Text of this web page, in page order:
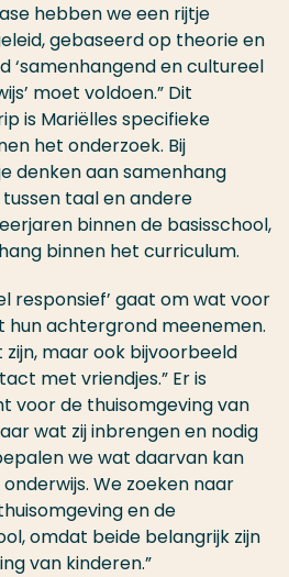
hebben we een rijtje
gebaseerd op theorie en
‘samenhangend en cultureel
moet voldoen.” Dit
is Mariëlles specifieke
het onderzoek. Bij
denken aan samenhang
taal en andere
binnen de basisschool,
binnen het curriculum.
responsief’ gaat om wat voor
hun achtergrond meenemen.
zijn, maar ook bijvoorbeeld
met vriendjes.” Er is
voor de thuisomgeving van
wat zij inbrengen en nodig
we wat daarvan kan
We zoeken naar
en de
omdat beide belangrijk zijn
van kinderen.”